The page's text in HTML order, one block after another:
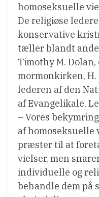
homoseksuelle
De religiøse
konservative
tæller blandt
Timothy M.
mormonkirken,
lederen af den
af Evangelikale,
– Vores
af homoseksuelle
præster til at
vielser, men
individuelle og
behandle dem på